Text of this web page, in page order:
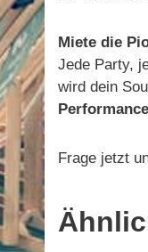
Miete die
Jede Party,
wird dein
Frage jetzt